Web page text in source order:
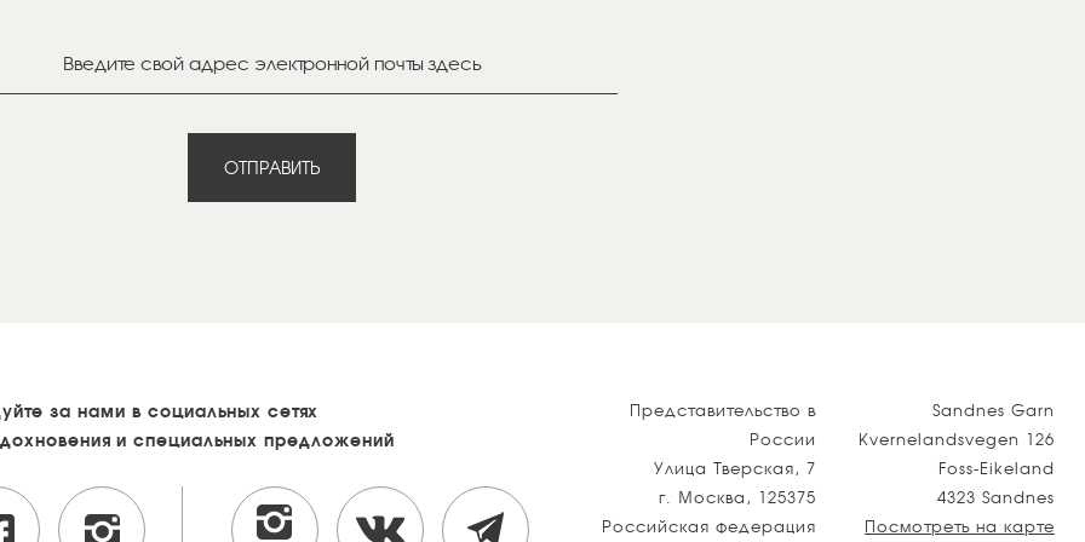
ОТПРАВИТЬ
Sandnes Garn
Kvernelandsvegen 126
Foss-Eikeland
4323 Sandnes
Посмотреть на карте
Представительство в
России
Улица Тверская, 7
г. Москва, 125375
Российская федерация
за нами в социальных сетях
и специальных предложений